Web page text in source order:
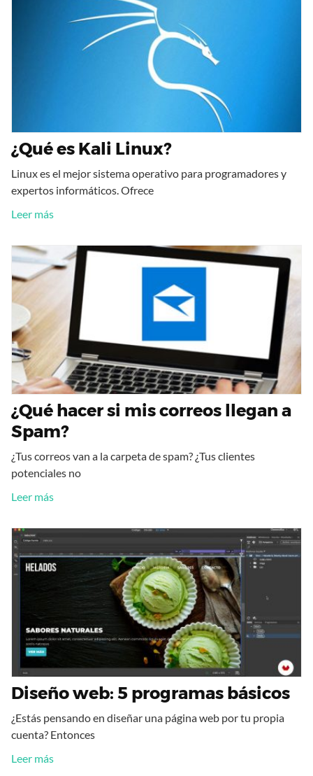
¿Qué es Kali Linux?
Linux es el mejor sistema operativo para programadores y
expertos informáticos. Ofrece
Leer más
¿Qué hacer si mis correos llegan a
Spam?
¿Tus correos van a la carpeta de spam? ¿Tus clientes
potenciales no
Leer más
Diseño web: 5 programas básicos
¿Estás pensando en diseñar una página web por tu propia
cuenta? Entonces
Leer más